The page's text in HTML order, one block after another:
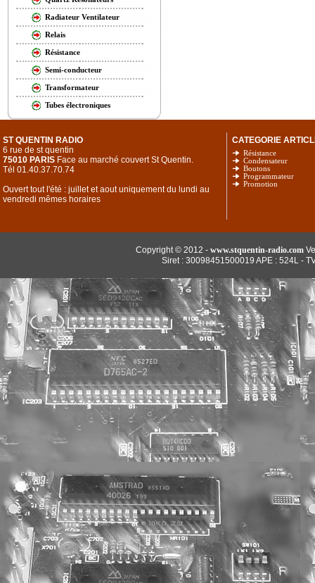
Radiateur Ventilateur
Relais
Résistance
Semi-conducteur
Transformateur
Tubes électroniques
ST QUENTIN RADIO
6 rue de st quentin
75010 PARIS Face au marché couvert St Quentin.
Tél 01.40.37.70.74
Ouvert tout l'été : juillet et aout uniquement du lundi au
vendredi mêmes horaires
CATEGORIE
Résistance
Condensateur
Boutons
Programmateur
Promotion
Copyright © 2012 - www.stquentin-radio.com
Siret : 30098451500019 APE : 524L -